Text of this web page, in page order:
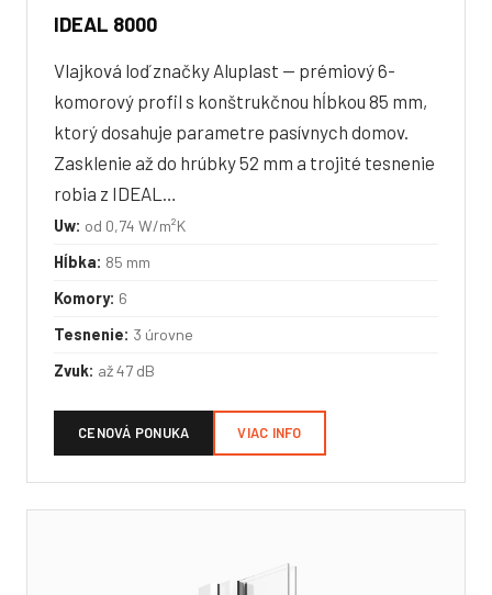
IDEAL 8000
Vlajková loď značky Aluplast — prémiový 6-
komorový profil s konštrukčnou hĺbkou 85 mm,
ktorý dosahuje parametre pasívnych domov.
Zasklenie až do hrúbky 52 mm a trojité tesnenie
robia z IDEAL…
Uw: od 0,74 W/m²K
Hĺbka: 85 mm
Komory: 6
Tesnenie: 3 úrovne
Zvuk: až 47 dB
CENOVÁ PONUKA VIAC INFO